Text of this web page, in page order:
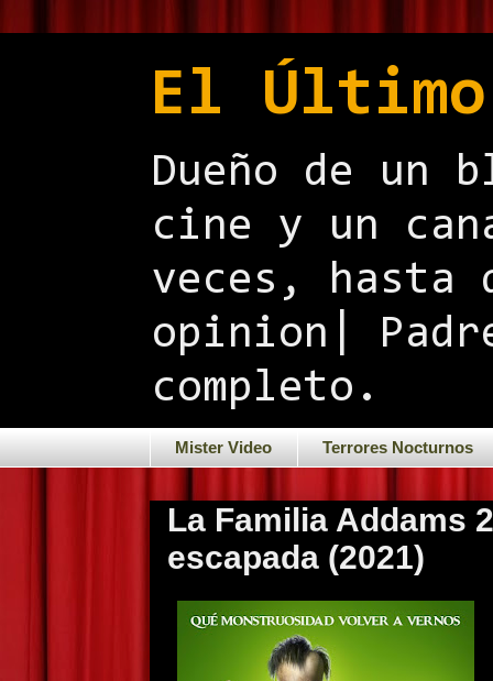
El
Dueño de un
cine y un
veces, hasta
opinion|
completo.
Mister Video Terrores Nocturnos
La Familia Addams
escapada (2021)